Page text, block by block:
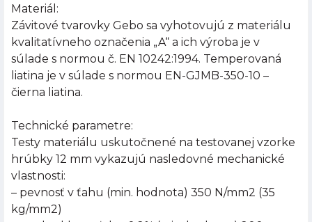
Materiál:
Závitové tvarovky Gebo sa vyhotovujú z materiálu
kvalitatívneho označenia „A“ a ich výroba je v
súlade s normou č. EN 10242:1994. Temperovaná
liatina je v súlade s normou EN-GJMB-350-10 –
čierna liatina.
Technické parametre:
Testy materiálu uskutočnené na testovanej vzorke
hrúbky 12 mm vykazujú nasledovné mechanické
vlastnosti:
– pevnosť v ťahu (min. hodnota) 350 N/mm2 (35
kg/mm2)